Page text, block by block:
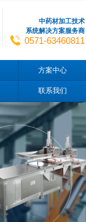
中药材加工技术
系统解决方案服务商
0571-63460811
方案中心
联系我们